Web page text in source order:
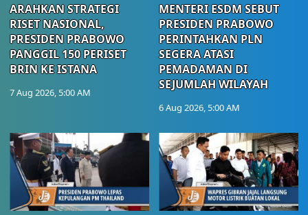
ARAHKAN STRATEGI
RISET NASIONAL,
PRESIDEN PRABOWO
PANGGIL 150 PERISET
BRIN KE ISTANA
7 Aug 2026, 5:00 AM
MENTERI ESDM SEBUT
PRESIDEN PRABOWO
PERINTAHKAN PLN
SEGERA ATASI
PEMADAMAN DI
SEJUMLAH WILAYAH
6 Aug 2026, 5:00 AM